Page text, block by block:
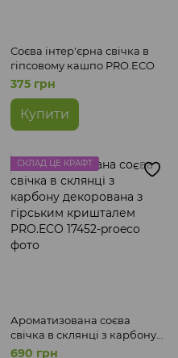
Соєва інтер'єрна свічка в
гіпсовому кашпо PRO.ECO
375 грн
Купити
СКЛАД ЦЕ КРАФТ
Ароматизована соєва
свічка в склянці з карбону
декорована з гірським
690 грн